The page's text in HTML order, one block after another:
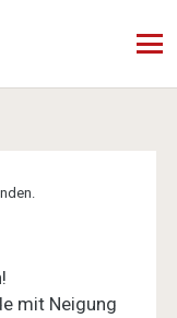
mit Neigung